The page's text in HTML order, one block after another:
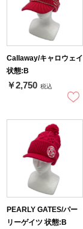
Callaway/キャロウェイ
状態:B
￥2,750 税込
PEARLY GATES/パー
リーゲイツ 状態:B